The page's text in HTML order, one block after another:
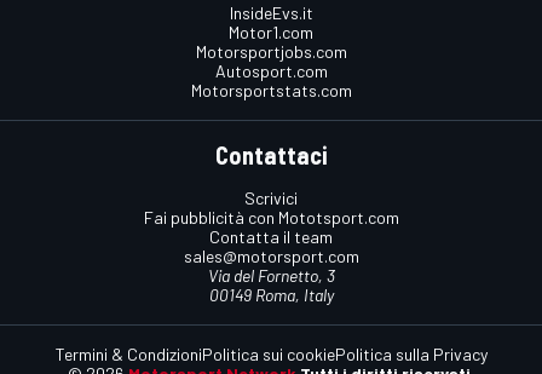
InsideEvs.it
Motor1.com
Motorsportjobs.com
Autosport.com
Motorsportstats.com
Contattaci
Scrivici
Fai pubblicità con Mototsport.com
Contatta il team
sales@motorsport.com
Via del Fornetto, 3
00149 Roma, Italy
Termini & CondizioniPolitica sui cookiePolitica sulla Privacy